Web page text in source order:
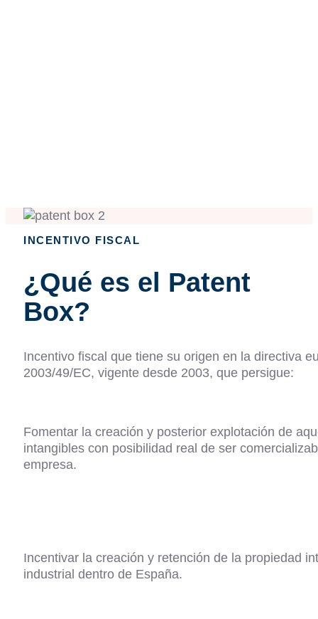
INCENTIVO FISCAL
¿Qué es el Patent
Box?
Incentivo fiscal que tiene su origen en la directiva
2003/49/EC, vigente desde 2003, que persigue:​
Fomentar la creación y posterior explotación de
intangibles con posibilidad real de ser
empresa.
Incentivar la creación y retención de la propiedad
industrial dentro de España.​